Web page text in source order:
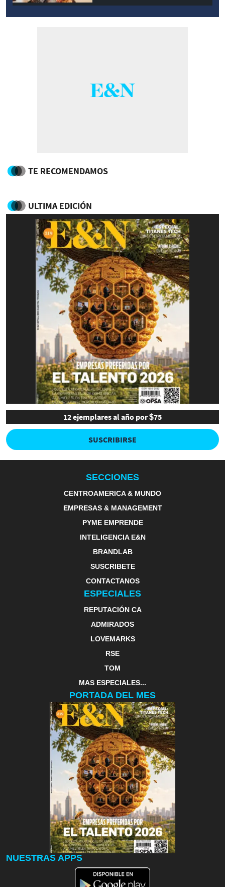
TE RECOMENDAMOS
ULTIMA EDICIÓN
12 ejemplares al año por $75
SUSCRIBIRSE
SECCIONES
CENTROAMERICA & MUNDO
EMPRESAS & MANAGEMENT
PYME EMPRENDE
INTELIGENCIA E&N
BRANDLAB
SUSCRIBETE
CONTACTANOS
ESPECIALES
REPUTACIÓN CA
ADMIRADOS
LOVEMARKS
RSE
TOM
MAS ESPECIALES...
PORTADA DEL MES
NUESTRAS APPS